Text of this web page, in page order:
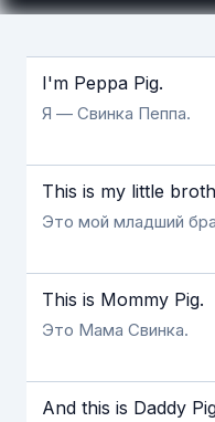
Если видео долго не
I'm Peppa Pig.
Я — Свинка Пеппа.
This is my little
Это мой младший
This is Mommy Pig.
Это Мама Свинка.
And this is Daddy